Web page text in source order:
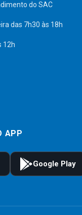
do SAC
das 7h30 às 18h
12h
APP